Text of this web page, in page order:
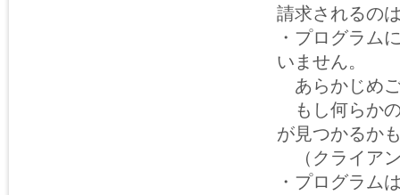
請求されるの
・プログラム
いません。
あらかじめ
もし何らか
が見つかるか
（クライア
・プログラム